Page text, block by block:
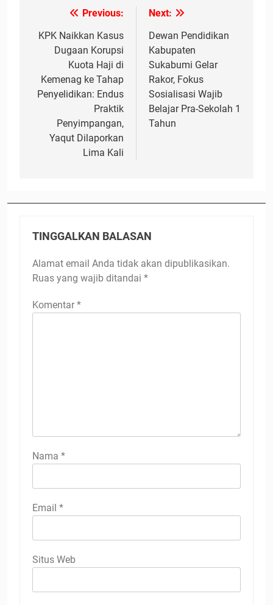
Navigasi
pos
Previous:
KPK Naikkan Kasus
Dugaan Korupsi
Kuota Haji di
Kemenag ke Tahap
Penyelidikan: Endus
Praktik
Penyimpangan,
Yaqut Dilaporkan
Lima Kali
Next:
Dewan Pendidikan
Kabupaten
Sukabumi Gelar
Rakor, Fokus
Sosialisasi Wajib
Belajar Pra-Sekolah 1
Tahun
TINGGALKAN BALASAN
Alamat email Anda tidak akan dipublikasikan.
Ruas yang wajib ditandai *
Komentar *
Nama *
Email *
Situs Web